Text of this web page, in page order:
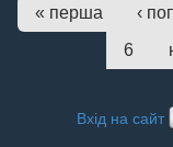
« перша ‹
6
Вхід на сайт